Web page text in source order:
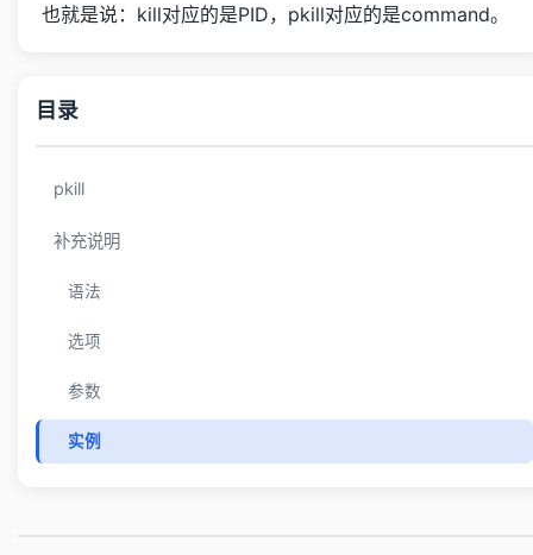
目录
pkill
补充说明
语法
选项
参数
实例
也就是说：kill对应的是PID，pkill对应的是command。